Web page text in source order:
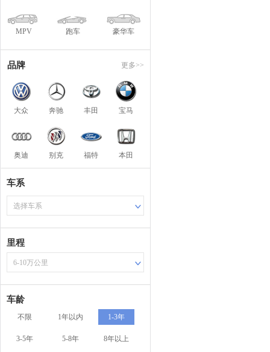
MPV 跑车 豪华车
品牌 更多>>
大众 奔驰 丰田 宝马
奥迪 别克 福特 本田
车系
选择车系
里程
6-10万公里
车龄
不限 1年以内 1-3年
3-5年 5-8年 8年以上